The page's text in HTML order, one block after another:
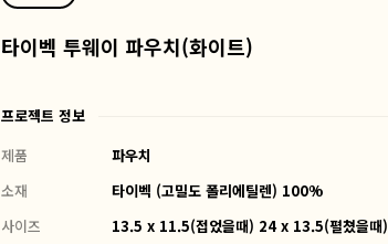
타이벡 투웨이 파우치(화이트)
프로젝트 정보
제품
파우치
소재
타이벡 (고밀도 폴리에틸렌) 100%
사이즈
13.5 x 11.5(접었을때) 24 x 13.5(펼쳤을때)